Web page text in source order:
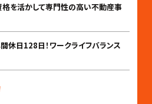
を活かして専門性の高い不動産事
休日128日！ワークライフバランス